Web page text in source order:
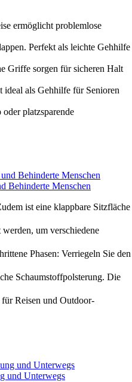
ermöglicht problemlose
Perfekt als leichte Gehhilfe
Griffe sorgen für sicheren Halt
als Gehhilfe für Senioren
platzsparende
Behinderte Menschen
ist eine klappbare Sitzfläche
um verschiedene
Phasen: Verriegeln Sie den
Schaumstoffpolsterung. Die
für Reisen und Outdoor-
und Unterwegs